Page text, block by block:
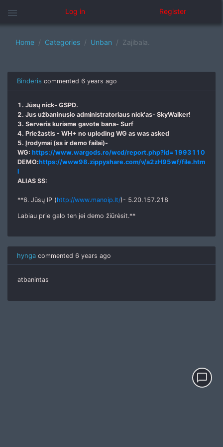
menu Log in Register
Home Categories Unban Zajibala.
Binderis commented 6 years ago
1. Jūsų nick- GSPD.
2. Jus užbaninusio administratoriaus nick'as- SkyWalker!
3. Serveris kuriame gavote bana- Surf
4. Priežastis - WH+ no uploding WG as was asked
5. Įrodymai (ss ir demo failai)-
WG: https://www.wargods.ro/wcd/report.php?id=1993110
DEMO:https://www98.zippyshare.com/v/a2zH95wf/file.htm
l
ALIAS SS:
**6. Jūsų IP (http://www.manoip.lt/)- 5.20.157.218
Labiau prie galo ten jei demo žiūrėsit.**
hynga commented 6 years ago
atbanintas
chat_bubble_outline